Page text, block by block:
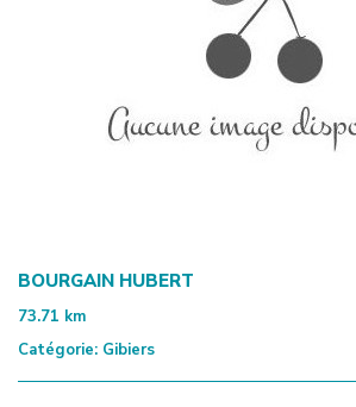
BOURGAIN HUBERT
73.71 km
Catégorie: Gibiers